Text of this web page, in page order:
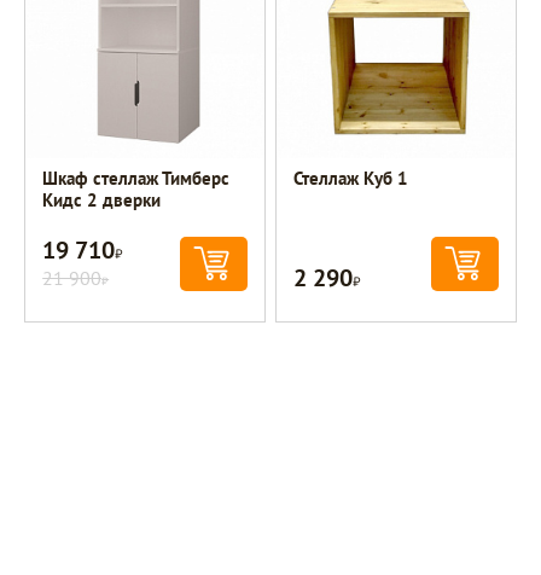
Шкаф стеллаж Тимберс
Кидс 2 дверки
19 710Р
21 900Р
Стеллаж Куб 1
2 290Р